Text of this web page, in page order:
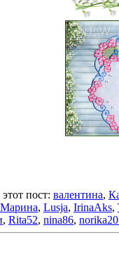
пост: валентина,
, Lusja, IrinaAks,
, Rita52, nina86,